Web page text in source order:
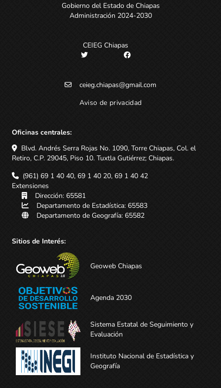
Gobierno del Estado de Chiapas
Administración 2024-2030
CEIEG Chiapas
ceieg.chiapas@gmail.com
Aviso de privacidad
Oficinas centrales:
Blvd. Andrés Serra Rojas No. 1090, Torre Chiapas, Col. el
Retiro, C.P. 29045, Piso 10. Tuxtla Gutiérrez; Chiapas.
(961) 69 1 40 40, 69 1 40 20, 69 1 40 42
Extensiones
Dirección: 65581
Departamento de Estadística: 65583
Departamento de Geografía: 65582
Sitios de Interés:
Geoweb Chiapas
Agenda 2030
Sistema Estatal de Seguimiento y
Evaluación
Instituto Nacional de Estadística y
Geografía